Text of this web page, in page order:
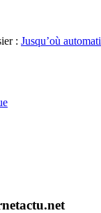
: Jusqu’où